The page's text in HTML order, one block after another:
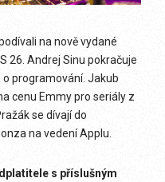
na nově vydané
26. Andrej Sinu pokračuje
programování. Jakub
cenu Emmy pro seriály z
se dívají do
na vedení Applu.
s příslušným